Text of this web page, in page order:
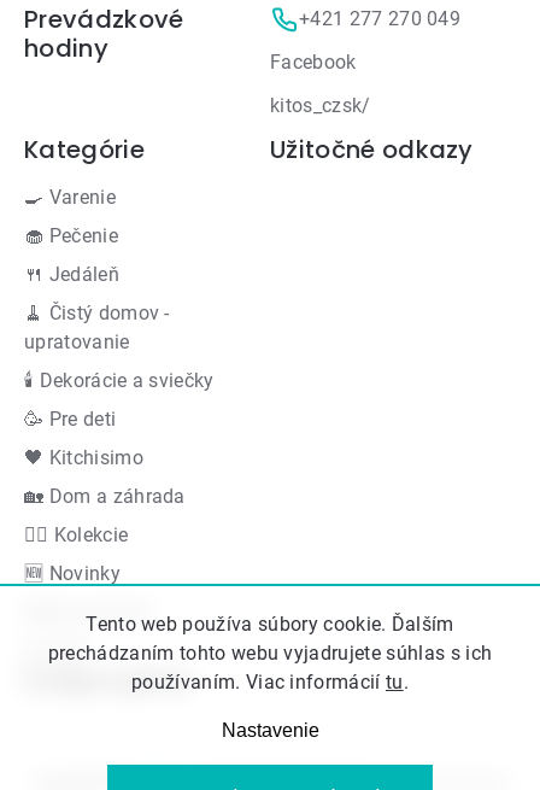
Tento web používa súbory cookie. Ďalším
prechádzaním tohto webu vyjadrujete súhlas s ich
používaním. Viac informácií tu.
Nastavenie
Prevádzkové
hodiny
+421 277 270 049
Facebook
kitos_czsk/
Kategórie
🍳 Varenie
🧁 Pečenie
🍴 Jedáleň
🧹 Čistý domov -
upratovanie
🕯 Dekorácie a sviečky
🥳 Pre deti
🖤 Kitchisimo
🏡 Dom a záhrada
👍🏻 Kolekcie
🆕 Novinky
Akčná ponuka
Značky
Užitočné odkazy
Podporujeme